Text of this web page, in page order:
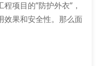
项目的”防护外衣”，
效果和安全性。那么面